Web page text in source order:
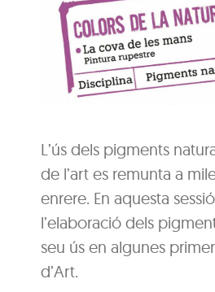
L’ús dels pigments
de l’art es remunta a
enrere. En aquesta
l’elaboració dels
seu ús en algunes
d’Art.